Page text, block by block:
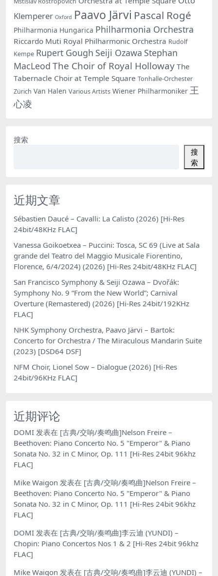
Klemperer Oxford Paavo Järvi Pascal Rogé
Philharmonia Hungarica Philharmonia Orchestra
Riccardo Muti Royal Philharmonic Orchestra Rudolf
Kempe Rupert Gough Seiji Ozawa Stephan
MacLeod The Choir of Royal Holloway The
Tabernacle Choir at Temple Square Tonhalle-Orchester
Zürich Van Halen Various Artists Wiener Philharmoniker 王
心凌
搜索
搜
索
近期文章
Sébastien Daucé – Cavalli: La Calisto (2026) [Hi-Res
24bit/48KHz FLAC]
Vanessa Goikoetxea – Puccini: Tosca, SC 69 (Live at Sala
grande del Teatro del Maggio Musicale Fiorentino,
Florence, 6/4/2024) (2026) [Hi-Res 24bit/48KHz FLAC]
San Francisco Symphony & Seiji Ozawa – Dvořák:
Symphony No. 9 “From the New World”; Carnival
Overture (Remastered) (2026) [Hi-Res 24bit/192KHz
FLAC]
NHK Symphony Orchestra, Paavo Järvi – Bartok:
Concerto for Orchestra / The Miraculous Mandarin Suite
(2023) [DSD64 DSF]
NFM Choir, Lionel Sow – Dialogue (2026) [Hi-Res
24bit/96KHz FLAC]
近期评论
DOMI 发表在 [古典/交响/奏鸣曲]Nelson Freire –
Beethoven: Piano Concerto No. 5 "Emperor" & Piano
Sonata No. 32 in C Minor, Op. 111 [Hi-Res 24bit 96khz
FLAC]
Mike Waigon 发表在 [古典/交响/奏鸣曲]Nelson Freire –
Beethoven: Piano Concerto No. 5 "Emperor" & Piano
Sonata No. 32 in C Minor, Op. 111 [Hi-Res 24bit 96khz
FLAC]
DOMI 发表在 [古典/交响/奏鸣曲]李云迪 (YUNDI) –
Chopin: Piano Concertos Nos 1 & 2 [Hi-Res 24bit 96khz
FLAC]
Mike Waigon 发表在 [古典/交响/奏鸣曲]李云迪 (YUNDI) –